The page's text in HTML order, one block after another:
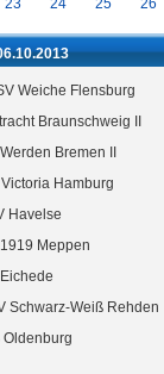
23 24 25 26
Weiche Flensburg
Braunschweig II
Bremen II
Hamburg
Havelse
Meppen
Schwarz-Weiß Rehden
Oldenburg